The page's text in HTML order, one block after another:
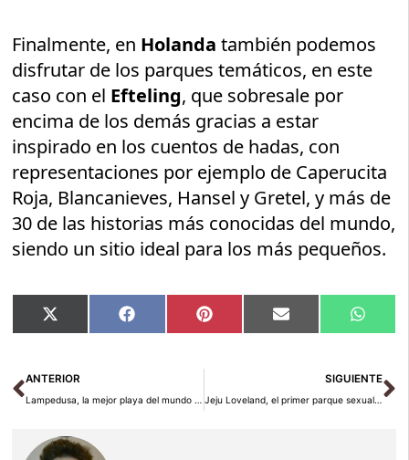
Finalmente, en Holanda también podemos
disfrutar de los parques temáticos, en este
caso con el Efteling, que sobresale por
encima de los demás gracias a estar
inspirado en los cuentos de hadas, con
representaciones por ejemplo de Caperucita
Roja, Blancanieves, Hansel y Gretel, y más de
30 de las historias más conocidas del mundo,
siendo un sitio ideal para los más pequeños.
Compartir
en
X
(Twitter)
Compartir
en
Facebook Compartir
en
Pinterest Compartir
en
Email
en
Ant
ANTERIOR
Lampedusa, la mejor playa del mundo y la entrada a Europa
SIGUIENTE
Jeju Loveland, el primer parque sexual turístico